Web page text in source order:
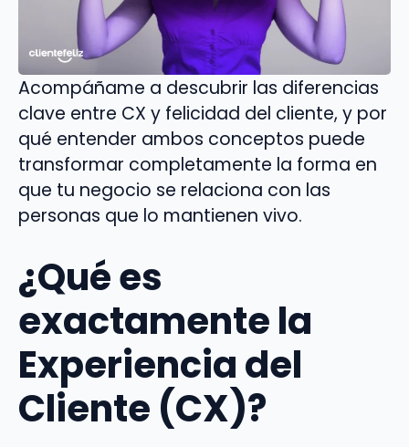
Acompáñame a descubrir las diferencias
clave entre CX y felicidad del cliente, y por
qué entender ambos conceptos puede
transformar completamente la forma en
que tu negocio se relaciona con las
personas que lo mantienen vivo.
¿Qué es
exactamente la
Experiencia del
Cliente (CX)?